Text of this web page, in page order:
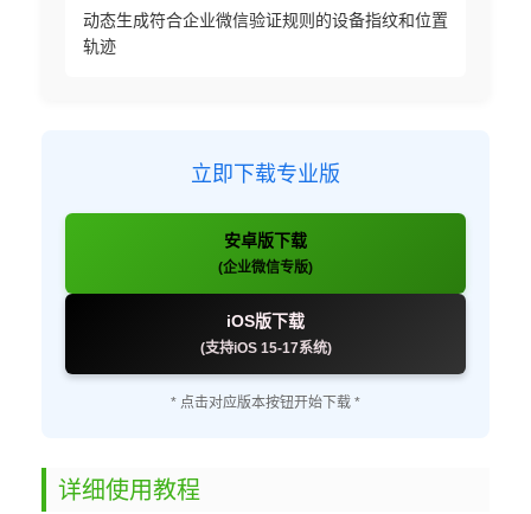
动态生成符合企业微信验证规则的设备指纹和位置
轨迹
立即下载专业版
安卓版下载
(企业微信专版)
iOS版下载
(支持iOS 15-17系统)
* 点击对应版本按钮开始下载 *
详细使用教程